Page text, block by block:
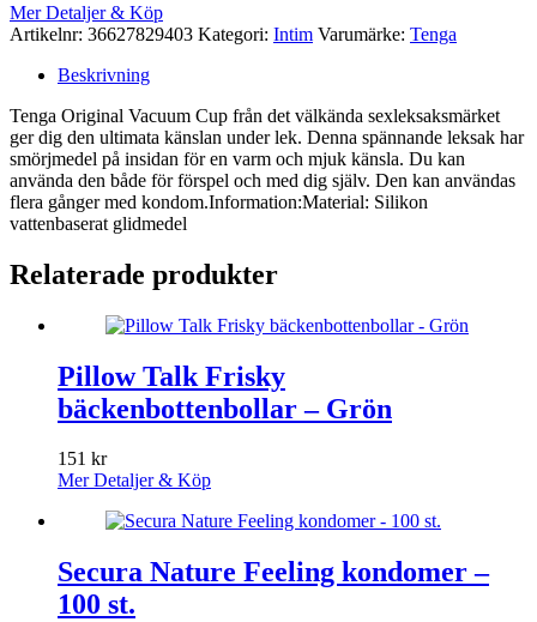
Mer Detaljer & Köp
Artikelnr: 36627829403 Kategori: Intim Varumärke: Tenga
Beskrivning
Tenga Original Vacuum Cup från det välkända sexleksaksmärket
ger dig den ultimata känslan under lek. Denna spännande leksak har
smörjmedel på insidan för en varm och mjuk känsla. Du kan
använda den både för förspel och med dig själv. Den kan användas
flera gånger med kondom.Information:Material: Silikon
vattenbaserat glidmedel
Relaterade produkter
Pillow Talk Frisky
bäckenbottenbollar – Grön
151 kr
Mer Detaljer & Köp
Secura Nature Feeling kondomer –
100 st.